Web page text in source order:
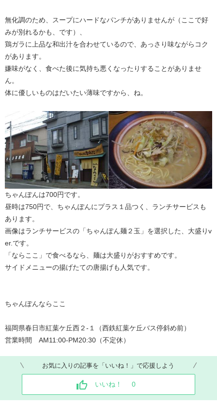
無化調のため、スープにハードなパンチがありませんが（ここで好
みが別れるかも、です）、
鶏ガラに上品な和出汁を合わせているので、あっさり味ながらコク
があります。
嫌味がなく、食べた後に気持ち悪くなったりすることがありませ
ん。
体に優しいものはだいたい薄味ですから、ね。
ちゃんぽんは700円です。
昼時は750円で、ちゃんぽんにプラス１品つく、ランチサービスも
あります。
画像はランチサービスの「ちゃんぽん麺２玉」を選択した、大盛りv
er.です。
「ならここ」で食べるなら、麺は大盛りがおすすめです。
サイドメニューの揚げたての唐揚げも人気です。
ちゃんぽんならここ
福岡県春日市紅葉ケ丘西２-１（西鉄紅葉ケ丘バス停斜め前）
営業時間 AM11:00-PM20:30（不定休）
お気に入りの記事を「いいね！」で応援しよう
いいね！ 0